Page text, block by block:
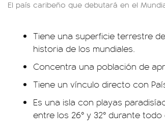
El país caribeño que debutará en el
Tiene una superficie terrestre
historia de los mundiales.
Concentra una población de
Tiene un vínculo directo con
Es una isla con playas
entre los 26° y 32° durante todo